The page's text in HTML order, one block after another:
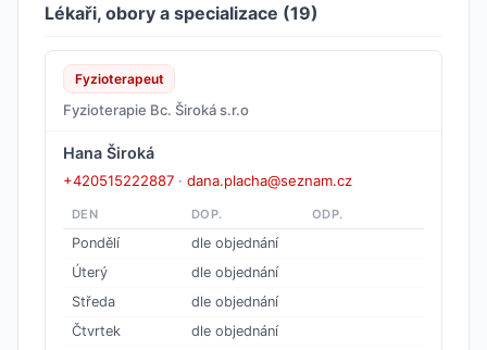
Lékaři, obory a specializace (19)
Fyzioterapeut
Fyzioterapie Bc. Široká s.r.o
Hana Široká
+420515222887 · dana.placha@seznam.cz
DEN DOP. ODP.
Pondělí
dle objednání
Úterý
dle objednání
Středa
dle objednání
Čtvrtek
dle objednání